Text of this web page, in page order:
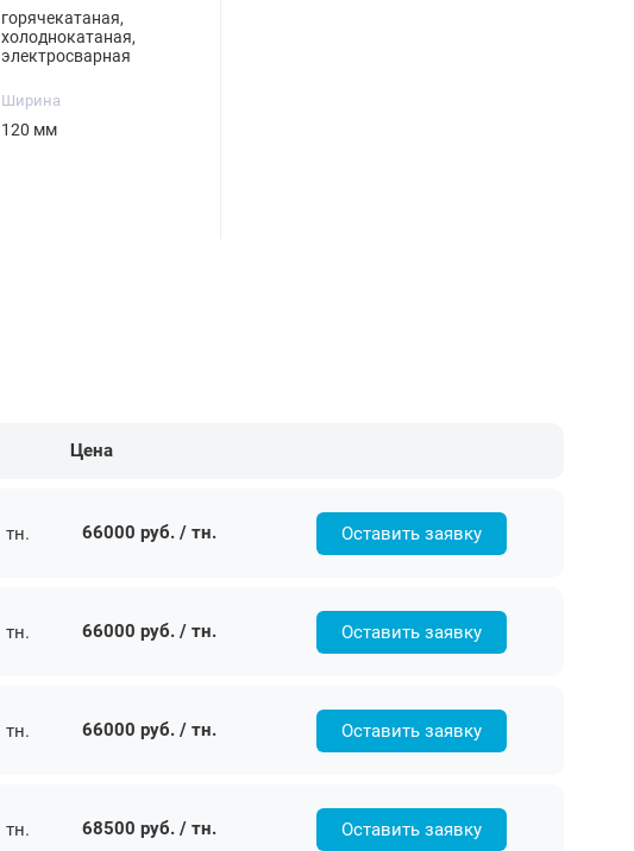
горячекатаная,
холоднокатаная,
электросварная
Ширина
120 мм
Цена
тн. 66000 руб. / тн. Оставить заявку
тн. 66000 руб. / тн. Оставить заявку
тн. 66000 руб. / тн. Оставить заявку
тн. 68500 руб. / тн. Оставить заявку